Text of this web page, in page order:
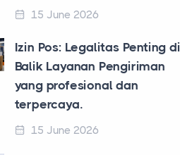
15 June 2026
Izin Pos: Legalitas Penting di
Balik Layanan Pengiriman
yang profesional dan
terpercaya.
15 June 2026